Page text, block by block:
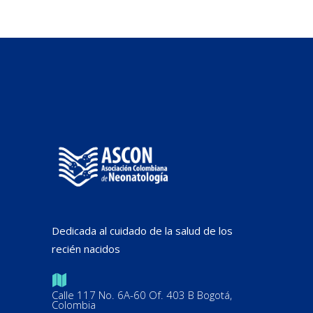
Dedicada al cuidado de la salud de los
recién nacidos
Calle 117 No. 6A-60 Of. 403 B Bogotá,
Colombia